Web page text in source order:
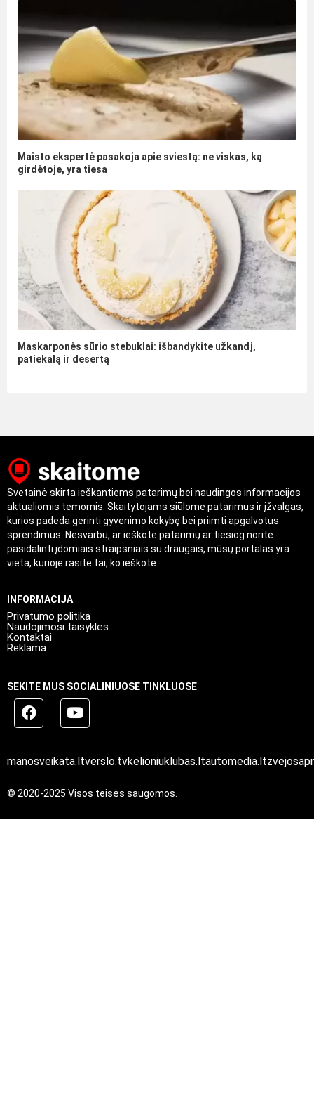
Maisto ekspertė pasakoja apie sviestą: ne viskas, ką
girdėtoje, yra tiesa
Maskarponės sūrio stebuklai: išbandykite užkandį,
patiekalą ir desertą
Svetainė skirta ieškantiems patarimų bei naudingos informacijos
aktualiomis temomis. Skaitytojams siūlome patarimus ir įžvalgas,
kurios padeda gerinti gyvenimo kokybę bei priimti apgalvotus
sprendimus. Nesvarbu, ar ieškote patarimų ar tiesiog norite
pasidalinti įdomiais straipsniais su draugais, mūsų portalas yra
vieta, kurioje rasite tai, ko ieškote.
INFORMACIJA
Privatumo politika
Naudojimosi taisyklės
Kontaktai
Reklama
SEKITE MUS SOCIALINIUOSE TINKLUOSE
manosveikata.ltverslo.tvkelioniuklubas.ltautomedia.lt
© 2020-2025 Visos teisės saugomos.